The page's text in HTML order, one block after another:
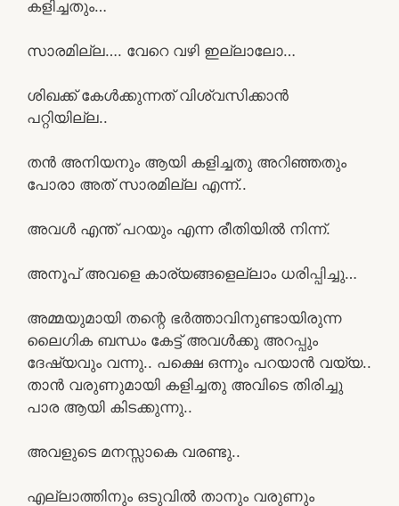
കളിച്ചതും…
സാരമില്ല…. വേറെ വഴി ഇല്ലാലോ…
ശിഖക്ക് കേൾക്കുന്നത് വിശ്വസിക്കാൻ
പറ്റിയില്ല..
തൻ അനിയനും ആയി കളിച്ചതു അറിഞ്ഞതും
പോരാ അത് സാരമില്ല എന്ന്..
അവൾ എന്ത് പറയും എന്ന രീതിയിൽ നിന്ന്.
അനൂപ് അവളെ കാര്യങ്ങളെല്ലാം ധരിപ്പിച്ചു…
അമ്മയുമായി തന്റെ ഭർത്താവിനുണ്ടായിരുന്ന
ലൈഗിക ബന്ധം കേട്ട് അവൾക്കു അറപ്പും
ദേഷ്യവും വന്നു.. പക്ഷെ ഒന്നും പറയാൻ വയ്യ..
താൻ വരുണുമായി കളിച്ചതു അവിടെ തിരിച്ചു
പാര ആയി കിടക്കുന്നു..
അവളുടെ മനസ്സാകെ വരണ്ടു..
എല്ലാത്തിനും ഒടുവിൽ താനും വരുണും